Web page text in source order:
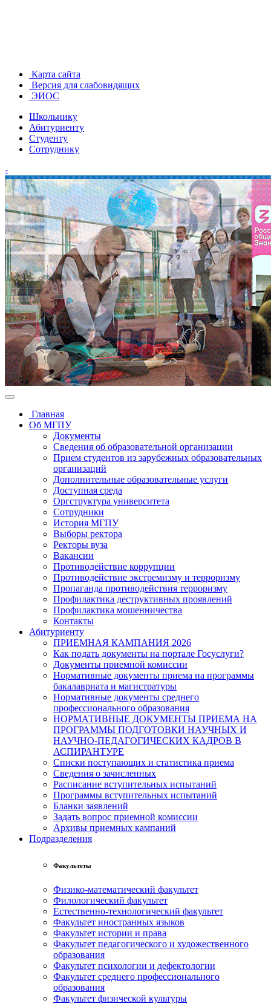
Карта сайта
Версия для слабовидящих
ЭИОС
Школьнику
Абитуриенту
Студенту
Сотруднику
-
Главная
Об МГПУ
Документы
Сведения об образовательной организации
Прием студентов из зарубежных образовательных
организаций
Дополнительные образовательные услуги
Доступная среда
Оргструктура университета
Сотрудники
История МГПУ
Выборы ректора
Ректоры вуза
Вакансии
Противодействие коррупции
Противодействие экстремизму и терроризму
Пропаганда противодействия терроризму
Профилактика деструктивных проявлений
Профилактика мошенничества
Контакты
Абитуриенту
ПРИЕМНАЯ КАМПАНИЯ 2026
Как подать документы на портале Госуслуги?
Документы приемной комиссии
Нормативные документы приема на программы
бакалавриата и магистратуры
Нормативные документы среднего
профессионального образования
НОРМАТИВНЫЕ ДОКУМЕНТЫ ПРИЕМА НА
ПРОГРАММЫ ПОДГОТОВКИ НАУЧНЫХ И
НАУЧНО-ПЕДАГОГИЧЕСКИХ КАДРОВ В
АСПИРАНТУРЕ
Списки поступающих и статистика приема
Сведения о зачисленных
Расписание вступительных испытаний
Программы вступительных испытаний
Бланки заявлений
Задать вопрос приемной комиссии
Архивы приемных кампаний
Подразделения
Факультеты
Физико-математический факультет
Филологический факультет
Естественно-технологический факультет
Факультет иностранных языков
Факультет истории и права
Факультет педагогического и художественного
образования
Факультет психологии и дефектологии
Факультет среднего профессионального
образования
Факультет физической культуры